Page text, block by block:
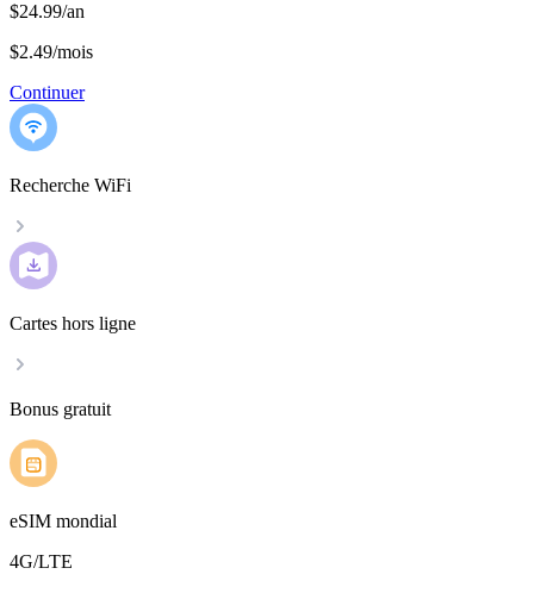
$24.99/an
$2.49/mois
Continuer
Recherche WiFi
Cartes hors ligne
Bonus gratuit
eSIM mondial
4G/LTE